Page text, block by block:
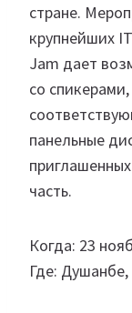
стране.
крупнейших
Jam дает
со
панельные
часть.
Когда: 23
Где: